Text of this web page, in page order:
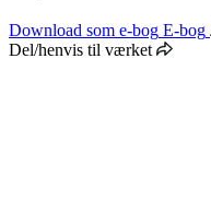
Download som e-bog E-bog
Del/henvis til værket